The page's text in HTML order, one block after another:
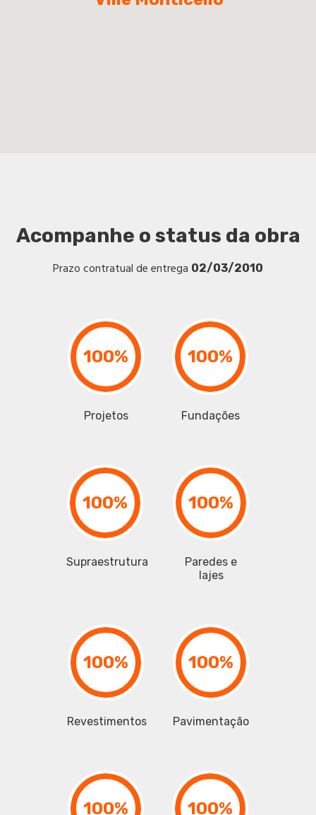
Acompanhe o status da obra
Prazo contratual de entrega 02/03/2010
100%
Projetos
100%
Fundações
100%
Supraestrutura
100%
Paredes e
lajes
100%
Revestimentos
100%
Pavimentação
100% 100%